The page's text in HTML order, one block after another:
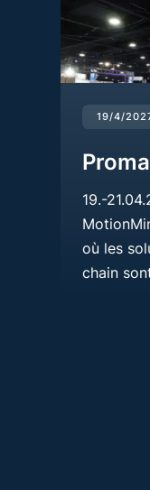
19/4/
19.-
où les
chain